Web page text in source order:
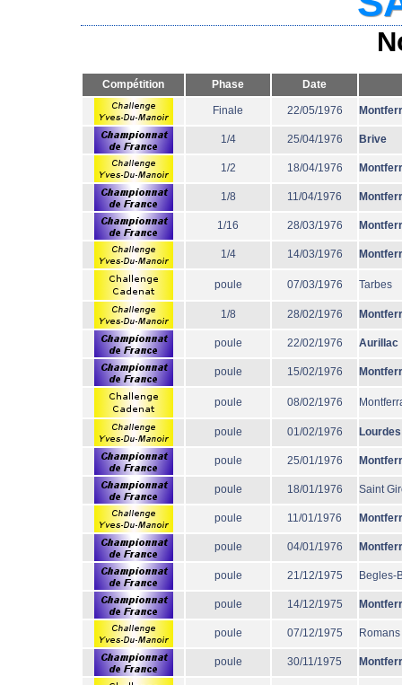
Compétition Phase Date
Finale 22/05/1976
1/4 25/04/1976 Brive
1/2 18/04/1976
1/8 11/04/1976
1/16 28/03/1976
1/4 14/03/1976
poule 07/03/1976 Tarbes
1/8 28/02/1976
poule 22/02/1976 Aurillac
poule 15/02/1976
poule 08/02/1976
poule 01/02/1976 Lourdes
poule 25/01/1976
poule 18/01/1976 Saint
poule 11/01/1976
poule 04/01/1976
poule 21/12/1975 Begles-
poule 14/12/1975
poule 07/12/1975 Romans
poule 30/11/1975